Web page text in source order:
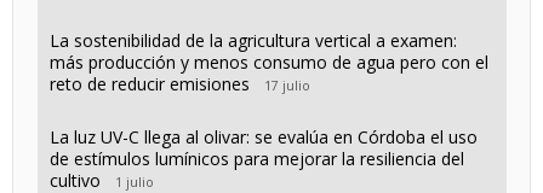
La sostenibilidad de la agricultura vertical a examen:
más producción y menos consumo de agua pero con el
reto de reducir emisiones
17 julio
La luz UV-C llega al olivar: se evalúa en Córdoba el uso
de estímulos lumínicos para mejorar la resiliencia del
cultivo
1 julio